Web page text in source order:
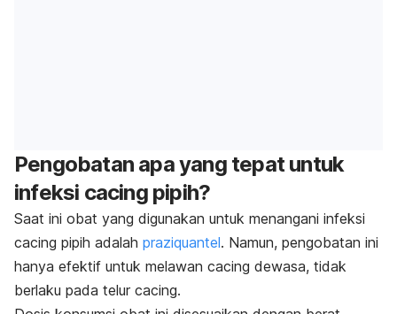
Pengobatan apa yang tepat untuk
infeksi cacing pipih?
Saat ini obat yang digunakan untuk menangani infeksi
cacing pipih adalah praziquantel. Namun, pengobatan ini
hanya efektif untuk melawan cacing dewasa, tidak
berlaku pada telur cacing.